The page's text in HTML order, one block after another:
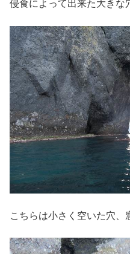
侵食によって出来た大きな
こちらは小さく空いた穴、